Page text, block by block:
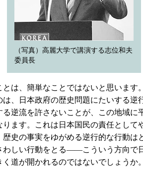
（写真）高麗大学で講演する志位和夫
委員長
は、簡単なことではないと思います。
、日本政府の歴史問題にたいする逆
逆流を許さないことが、この地域に
ます。これは日本国民の責任として
史の事実をゆがめる逆行的な行動は
わしい行動をとる――こういう方向で
道が開かれるのではないでしょうか。